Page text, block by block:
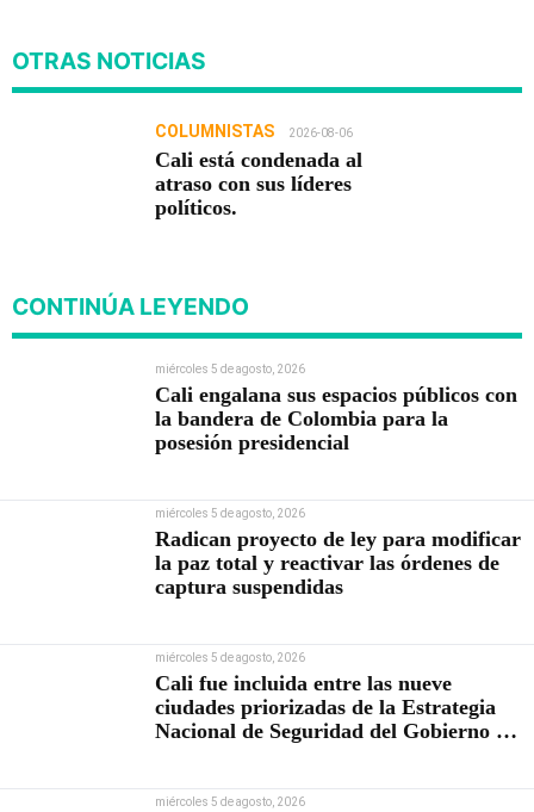
OTRAS NOTICIAS
COLUMNISTAS 2026-08-06
Cali está condenada al
atraso con sus líderes
políticos.
CONTINÚA LEYENDO
miércoles 5 de agosto, 2026
Cali engalana sus espacios públicos con
la bandera de Colombia para la
posesión presidencial
miércoles 5 de agosto, 2026
Radican proyecto de ley para modificar
la paz total y reactivar las órdenes de
captura suspendidas
miércoles 5 de agosto, 2026
Cali fue incluida entre las nueve
ciudades priorizadas de la Estrategia
Nacional de Seguridad del Gobierno de
miércoles 5 de agosto, 2026